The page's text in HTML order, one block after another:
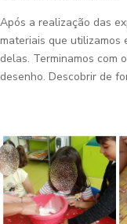
Após a realização das
materiais que utilizamos
delas. Terminamos com
desenho. Descobrir de